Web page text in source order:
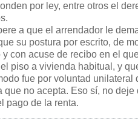
por ley, entre otros el
a que el arrendador le
su postura por escrito, de
con acuse de recibo en el
piso a vivienda habitual, y
fue por voluntad unilateral
no acepta. Eso sí, no deje
pago de la renta.